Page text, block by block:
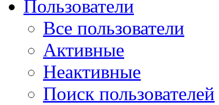
Пользователи
Все пользователи
Активные
Неактивные
Поиск пользователей